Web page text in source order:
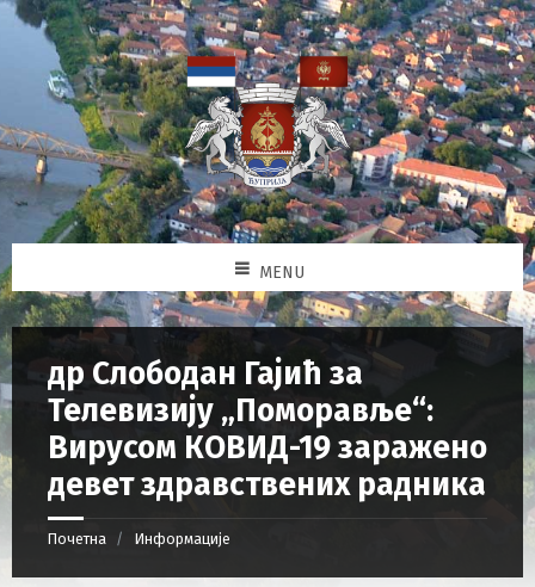
MENU
др Слободан Гајић за
Телевизију „Поморавље“:
Вирусом КОВИД-19 заражено
девет здравствених радника
Почетна Информације